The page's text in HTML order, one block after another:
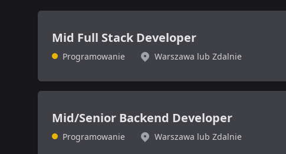
Mid Full Stack Developer
Programowanie Warszawa lub Zdalnie
Mid/Senior Backend Developer
Programowanie Warszawa lub Zdalnie